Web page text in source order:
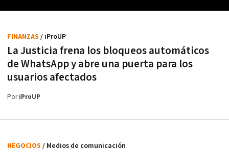
La Justicia frena los bloqueos automáticos
de WhatsApp y abre una puerta para los
usuarios afectados
FINANZAS / iProUP
PoriProUP
NEGOCIOS / Medios de comunicación